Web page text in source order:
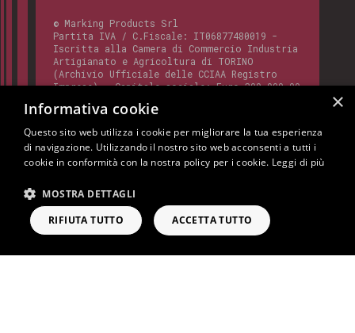
© Marking Products Srl
Partita IVA / C.Fiscale: IT06877480019 -
Iscritta alla Camera di Commercio Industria
Artigianato e Agricoltura di TORINO
(Archivio Ufficiale delle CCIAA Registro
Imprese) - Capitale sociale: Euro 300.000,00
Questo sito è protetto da Google reCAPTCHA
Privacy Policy Note Legali
RICHIEDI INFORMAZIONI
×
Informativa cookie
Questo sito web utilizza i cookie per migliorare la tua esperienza
di navigazione. Utilizzando il nostro sito web acconsenti a tutti i
cookie in conformità con la nostra policy per i cookie. Leggi di più
ACCETTA TUTTO
RIFIUTA TUTTO
MOSTRA DETTAGLI